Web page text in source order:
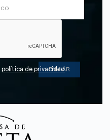
política de privacidad